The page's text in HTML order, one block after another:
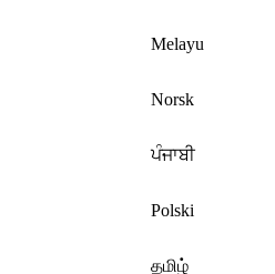
Melayu
Norsk
ਪੰਜਾਬੀ
Polski
தமிழ்